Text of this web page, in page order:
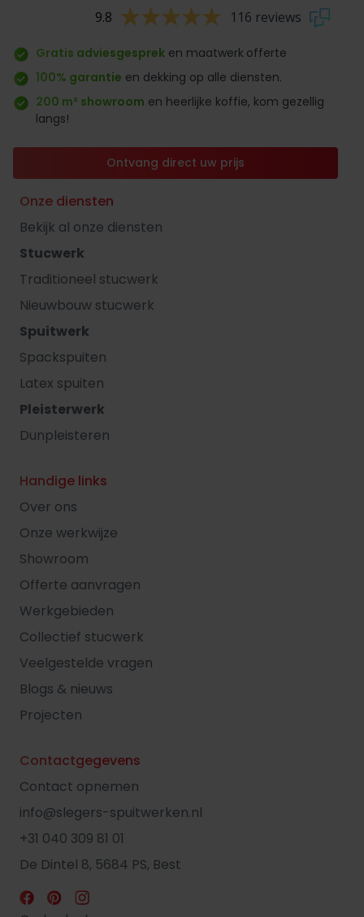
9.8 116 reviews
Gratis adviesgesprek en maatwerk offerte
100% garantie en dekking op alle diensten.
200 m² showroom en heerlijke koffie, kom gezellig
langs!
Ontvang direct uw prijs
Onze diensten
Bekijk al onze diensten
Stucwerk
Traditioneel stucwerk
Nieuwbouw stucwerk
Spuitwerk
Spackspuiten
Latex spuiten
Pleisterwerk
Dunpleisteren
Handige links
Over ons
Onze werkwijze
Showroom
Offerte aanvragen
Werkgebieden
Collectief stucwerk
Veelgestelde vragen
Blogs & nieuws
Projecten
Contactgegevens
Contact opnemen
info@slegers-spuitwerken.nl
+31 040 309 81 01
De Dintel 8, 5684 PS, Best